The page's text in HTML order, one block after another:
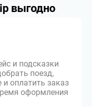
выгодно
и подсказки
поезд,
и оплатить заказ
оформления